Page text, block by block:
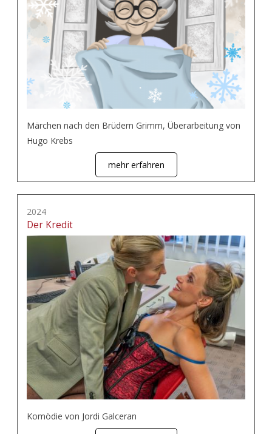
Märchen nach den Brüdern Grimm, Überarbeitung von
Hugo Krebs
mehr erfahren
2024
Der Kredit
Komödie von Jordi Galceran